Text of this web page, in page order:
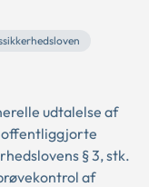
udtalelse af
offentliggjorte
§ 3, stk.
af